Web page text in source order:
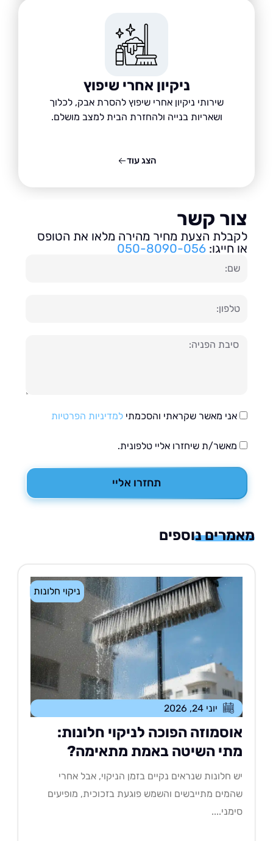
ניקיון אחרי שיפוץ
שירותי ניקיון אחרי שיפוץ להסרת אבק, לכלוך
ושאריות בנייה ולהחזרת הבית למצב מושלם.
קשר
הצעת מחיר מהירה מלאו את הטופס
חייגו:050-8090-056
אני מאשר שקראתי והסכמתילמדיניות הפרטיות
מאשר/ת שיחזרו אליי טלפונית.
תחזרו אליי
נוספים
ניקוי חלונות
יוני 24, 2026
הפוכה לניקוי חלונות:
השיטה באמת מתאימה?
חלונות שנראים נקיים בזמן הניקוי, אבל אחרי
מתייבשים והשמש פוגעת בזכוכית, מופיעים